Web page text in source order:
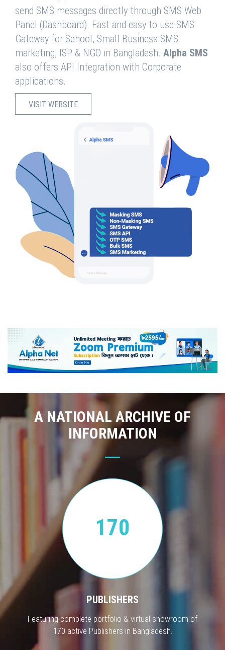
send SMS messages directly through SMS Web
Panel (Dashboard). Fast and easy to use SMS
Gateway for School, Small Business SMS
marketing, ISP & NGO in Bangladesh. Alpha SMS
also offers API Integration with Corporate
applications.
VISIT WEBSITE
A NATIONAL ARCHIVE OF
INFORMATION
170
PUBLISHERS
Featuring complete portfolio & virtual showroom of
170 active Publishers in Bangladesh.